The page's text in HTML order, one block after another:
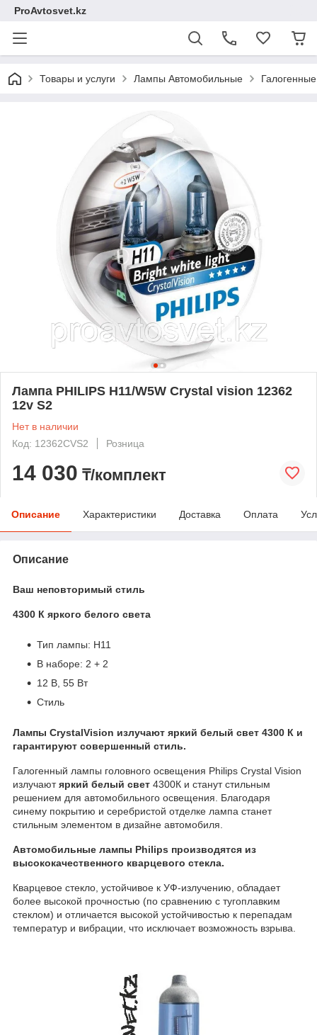
ProAvtosvet.kz
Товары и услуги Лампы Автомобильные
Лампа PHILIPS H11/W5W Crystal vision 12362
12v S2
Нет в наличии
Код: 12362CVS2
Розница
14 030 ₸/комплект
Описание Характеристики Доставка Оплата
Описание
Ваш неповторимый стиль
4300 К яркого белого света
Тип лампы: H11
В наборе: 2 + 2
12 В, 55 Вт
Стиль
Лампы CrystalVision излучают яркий белый свет 4300 К и
гарантируют совершенный стиль.
Галогенный лампы головного освещения Philips Crystal Vision
излучаютяркий белый свет 4300К и станут стильным
решением для автомобильного освещения. Благодаря
синему покрытию и серебристой отделке лампа станет
стильным элементом в дизайне автомобиля.
Автомобильные лампы Philips производятся из
высококачественного кварцевого стекла.
Кварцевое стекло, устойчивое к УФ-излучению, обладает
более высокой прочностью (по сравнению с тугоплавким
стеклом) и отличается высокой устойчивостью к перепадам
температур и вибрации, что исключает возможность взрыва.